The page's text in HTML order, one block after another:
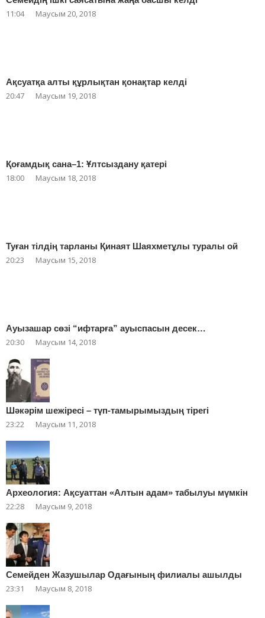
11:04 Маусым 20, 2018
Ақсуатқа алты құрлықтан қонақтар келді
20:47 Маусым 19, 2018
Қоғамдық сана–1: Ұлтсыздану қатері
18:00 Маусым 18, 2018
Туған тілдің тарланы Қинаят Шаяхметұлы туралы ой
20:23 Маусым 15, 2018
Ауызашар сөзі “ифтарға” ауыспасын десек…
20:30 Маусым 14, 2018
Шәкәрім шежіресі – түп-тамырымыздың тірегі
23:22 Маусым 11, 2018
Археология: Ақсуаттан «Алтын адам» табылуы мүмкін
22:28 Маусым 9, 2018
Cемейден Жазушылар Одағының филиалы ашылды
23:31 Маусым 8, 2018